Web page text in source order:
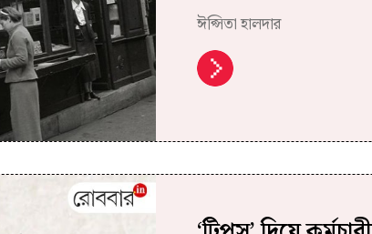
ঈপ্সিতা হালদার